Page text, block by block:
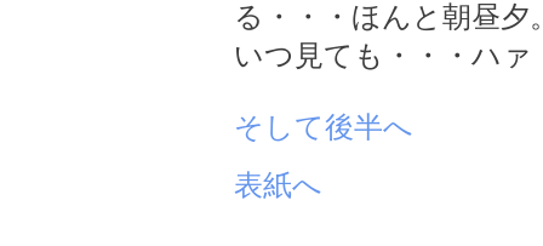
る・・・ほんと朝昼夕
いつ見ても・・・ハァ
そして後半へ
表紙へ